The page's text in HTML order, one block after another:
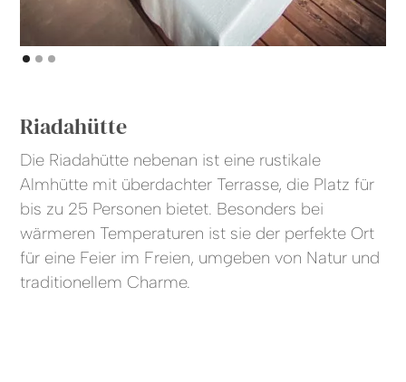
Riadahütte
Die Riadahütte nebenan ist eine rustikale
Almhütte mit überdachter Terrasse, die Platz für
bis zu 25 Personen bietet. Besonders bei
wärmeren Temperaturen ist sie der perfekte Ort
für eine Feier im Freien, umgeben von Natur und
traditionellem Charme.